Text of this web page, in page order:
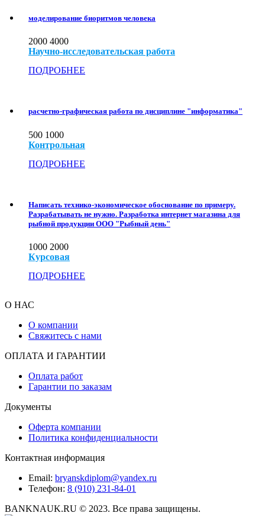
моделирование биоритмов человека
2000 4000
Научно-исследовательская работа
ПОДРОБНЕЕ
расчетно-графическая работа по дисциплине "информатика"
500 1000
Контрольная
ПОДРОБНЕЕ
Написать технико-экономическое обоснование по примеру.
Разрабатывать не нужно. Разработка интернет магазина для
рыбной продукции ООО "Рыбный день"
1000 2000
Курсовая
ПОДРОБНЕЕ
О НАС
О компании
Свяжитесь с нами
ОПЛАТА И ГАРАНТИИ
Оплата работ
Гарантии по заказам
Документы
Оферта компании
Политика конфиденциальности
Контактная информация
Email: bryanskdiplom@yandex.ru
Телефон: 8 (910) 231-84-01
BANKNAUK.RU © 2023. Все права защищены.